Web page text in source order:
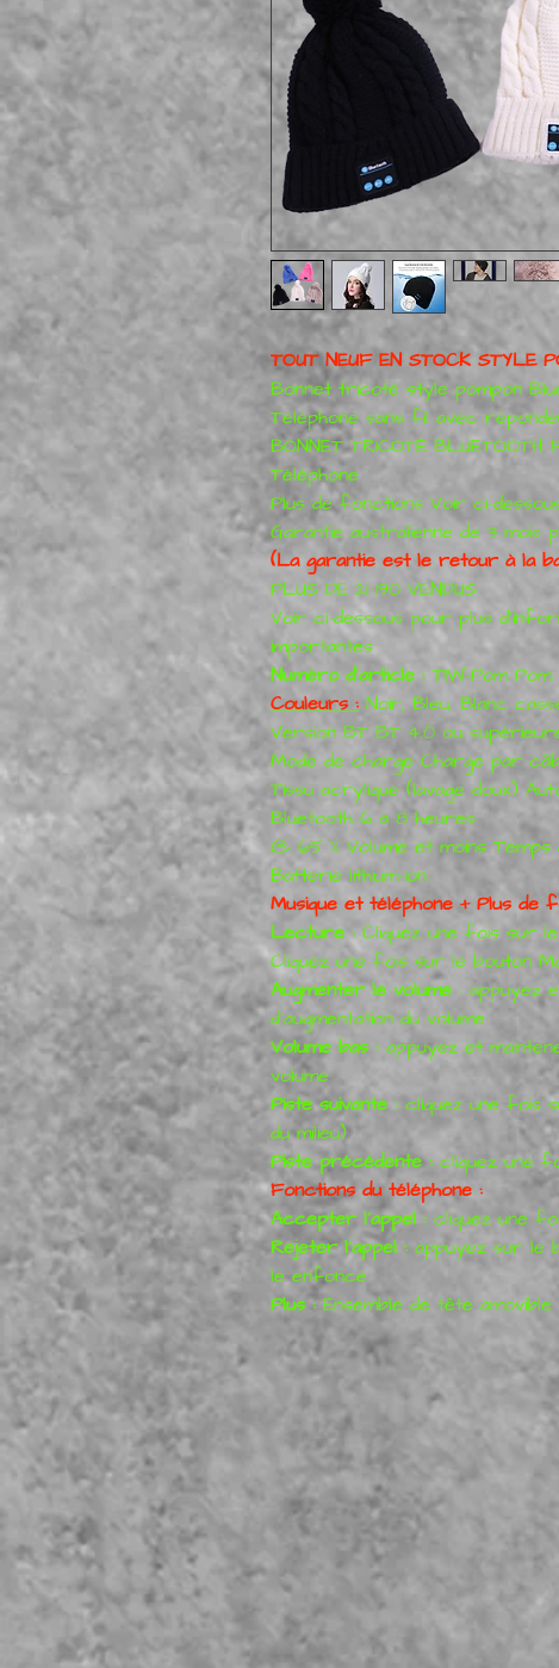
TOUT NEUF EN STOCK STYLE
Bonnet tricoté style pompon
Téléphone sans fil avec
BONNET TRICOTÉ
Téléphone
Plus de fonctions Voir ci-
Garantie australienne de 3
(La garantie est le retour à la
PLUS DE 21 190 VENDUS
Voir ci-dessous pour plus
importantes
Numéro d'article : TIW-Pom
Couleurs : Noir, Bleu, Blanc
Version BT BT 4.0 ou
Mode de charge Charge par
Tissu acrylique (lavage doux)
Bluetooth 6 à 8 heures
@ 65 % Volume et moins
Batterie lithium-ion
Musique et téléphone + Plus de
Lecture :Cliquez une fois sur
Cliquez une fois sur le bouton
Augmenter le volume : appuyez
d'augmentation du volume
Volume bas : appuyez et
volume
Piste suivante : cliquez une fois
du milieu)
Piste précédente : cliquez une
Fonctions du téléphone :
Accepter l'appel : cliquez une
Rejeter l'appel : appuyez sur le
le enfoncé
Plus :Ensemble de tête